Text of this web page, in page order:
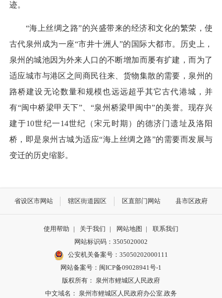
迹。
“海上丝绸之路”的兴盛带来的经济和文化的繁荣，使
古代泉州成为一座“市井十洲人”的国际大都市。历史上，
泉州的城池因为外来人口的不断增加而屡有扩建，而为了
适应城市与港区之间商民往来、货物集散的需要，泉州的
路桥建设无论数量和规模也远远超乎其它古代港城，并
有“闽中桥梁甲天下”、“泉州桥梁甲闽中”的美誉。现存兴
建于10世纪一14世纪（宋元时期）的德济门遗址及洛阳
桥，即是泉州古城为适应“海上丝绸之路”的需要而发展与
变迁的历史缩影。
省设区市网站 辖区街道园区 区直部门网站 县市区政府
使用帮助 | 关于我们 | 网站地图 |
联系我们
网站标识码：3505020002
公安机关备案号：35050202000111
网站备案号：闽ICP备09028941号-1
版权所有： 泉州市鲤城区人民政府
中文域名： 泉州市鲤城区人民政府办公室.政务